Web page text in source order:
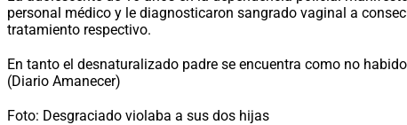
personal médico y le diagnosticaron sangrado vaginal a
tratamiento respectivo.
En tanto el desnaturalizado padre se encuentra como no
(Diario Amanecer)
Foto: Desgraciado violaba a sus dos hijas